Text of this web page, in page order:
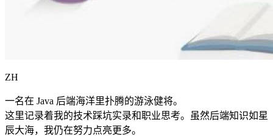
ZH
一名在 Java 后端海洋里扑腾的游泳健将。
这里记录着我的技术踩坑实录和职业思考。虽然后端知识如星
辰大海，我仍在努力点亮更多。